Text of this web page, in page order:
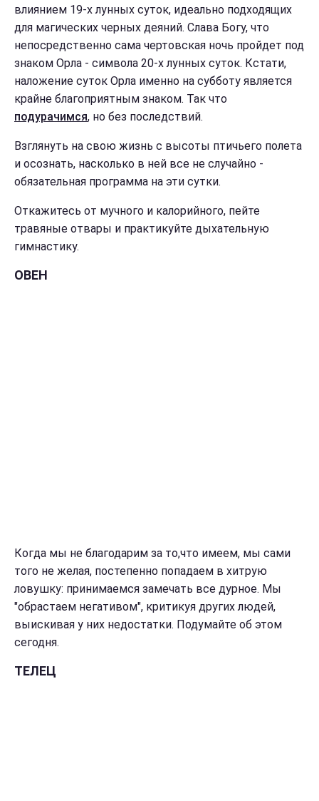
влиянием 19-х лунных суток, идеально подходящих
для магических черных деяний. Слава Богу, что
непосредственно сама чертовская ночь пройдет под
знаком Орла - символа 20-х лунных суток. Кстати,
наложение суток Орла именно на субботу является
крайне благоприятным знаком. Так что
подурачимся, но без последствий.
Взглянуть на свою жизнь с высоты птичьего полета
и осознать, насколько в ней все не случайно -
обязательная программа на эти сутки.
Откажитесь от мучного и калорийного, пейте
травяные отвары и практикуйте дыхательную
гимнастику.
ОВЕН
Когда мы не благодарим за то,что имеем, мы сами
того не желая, постепенно попадаем в хитрую
ловушку: принимаемся замечать все дурное. Мы
"обрастаем негативом", критикуя других людей,
выискивая у них недостатки. Подумайте об этом
сегодня.
ТЕЛЕЦ